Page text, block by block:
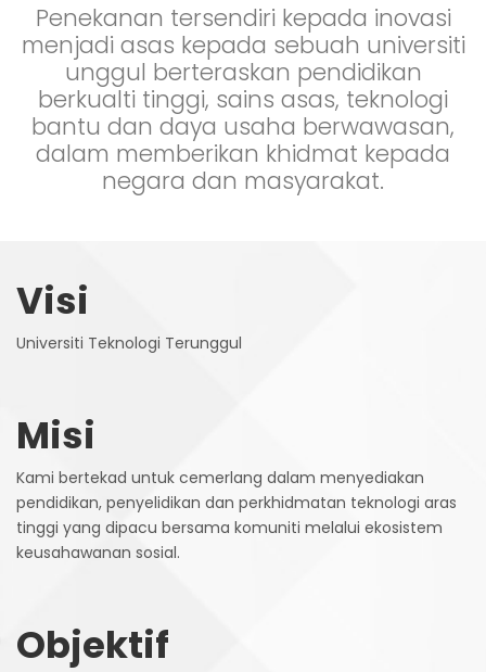
Penekanan tersendiri kepada inovasi
menjadi asas kepada sebuah universiti
unggul berteraskan pendidikan
berkualti tinggi, sains asas, teknologi
bantu dan daya usaha berwawasan,
dalam memberikan khidmat kepada
negara dan masyarakat.
Visi
Universiti Teknologi Terunggul
Misi
Kami bertekad untuk cemerlang dalam menyediakan
pendidikan, penyelidikan dan perkhidmatan teknologi aras
tinggi yang dipacu bersama komuniti melalui ekosistem
keusahawanan sosial.
Objektif